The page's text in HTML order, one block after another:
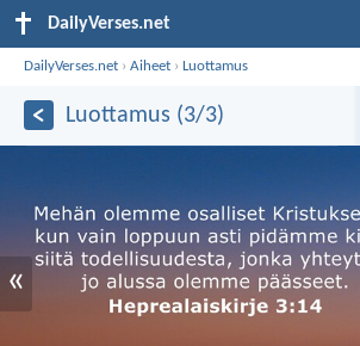
DailyVerses.net
DailyVerses.net ›Aiheet ›Luottamus
Luottamus (3/3)
«